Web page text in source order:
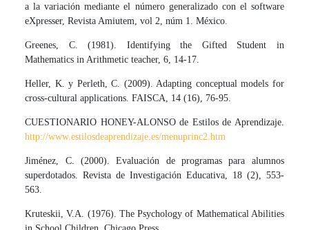
a la variación mediante el número generalizado con el software
eXpresser, Revista Amiutem, vol 2, núm 1. México.
Greenes, C. (1981). Identifying the Gifted Student in
Mathematics in Arithmetic teacher, 6, 14-17.
Heller, K. y Perleth, C. (2009). Adapting conceptual models for
cross-cultural applications. FAISCA, 14 (16), 76-95.
CUESTIONARIO HONEY-ALONSO de Estilos de Aprendizaje.
http://www.estilosdeaprendizaje.es/menuprinc2.htm
Jiménez, C. (2000). Evaluación de programas para alumnos
superdotados. Revista de Investigación Educativa, 18 (2), 553-
563.
Kruteskii, V.A. (1976). The Psychology of Mathematical Abilities